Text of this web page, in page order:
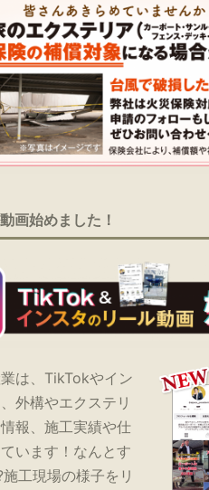
画始めました！
は、TikTokやイン
外構やエクステリ
報、施工実績や仕
います！なんとす
工現場の様子をリ